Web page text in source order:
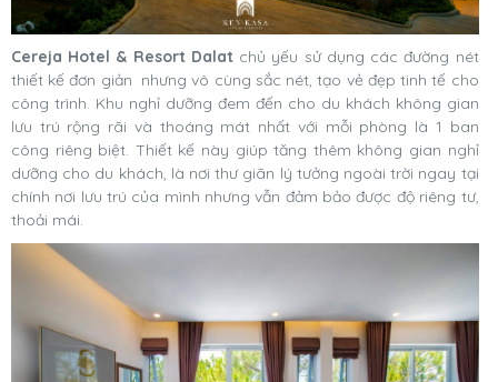
Cereja Hotel & Resort Dalat chủ yếu sử dụng các đường nét
thiết kế đơn giản nhưng vô cùng sắc nét, tạo vẻ đẹp tinh tế cho
công trình. Khu nghỉ dưỡng đem đến cho du khách không gian
lưu trú rộng rãi và thoáng mát nhất với mỗi phòng là 1 ban
công riêng biệt. Thiết kế này giúp tăng thêm không gian nghỉ
dưỡng cho du khách, là nơi thư giãn lý tưởng ngoài trời ngay tại
chính nơi lưu trú của mình nhưng vẫn đảm bảo được độ riêng tư,
thoải mái.